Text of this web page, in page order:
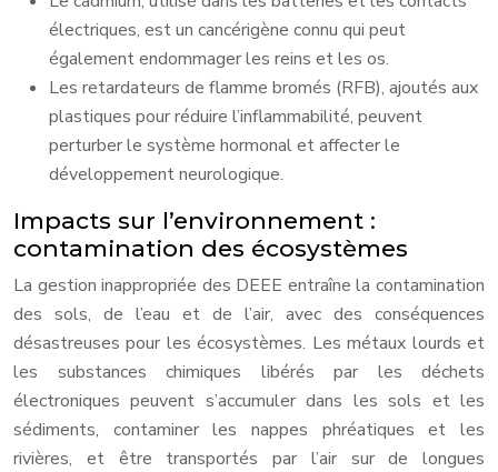
électriques, est un cancérigène connu qui peut
également endommager les reins et les os.
Les retardateurs de flamme bromés (RFB), ajoutés aux
plastiques pour réduire l’inflammabilité, peuvent
perturber le système hormonal et affecter le
développement neurologique.
Impacts sur l’environnement :
contamination des écosystèmes
La gestion inappropriée des DEEE entraîne la contamination
des sols, de l’eau et de l’air, avec des conséquences
désastreuses pour les écosystèmes. Les métaux lourds et
les substances chimiques libérés par les déchets
électroniques peuvent s’accumuler dans les sols et les
sédiments, contaminer les nappes phréatiques et les
rivières, et être transportés par l’air sur de longues